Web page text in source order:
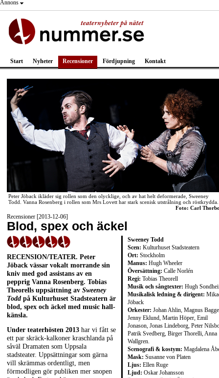
Annons
Start Nyheter Recensioner Fördjupning Kontakt
Peter Jöback ikläder sig rollen som den olycklige, och av hat helt deformerade, Sweeney
Todd. Vanna Rosenberg i rollen som Mrs Lovett har stark scenisk utstrålning och röstkrydda.
Foto: Carl
Recensioner [2013-12-06]
Blod, spex och äckel
Sweeney Todd
Scen: Kulturhuset Stadsteatern
Ort: Stockholm
Manus: Hugh Wheeler
Översättning: Calle Norlén
Regi: Tobias Theorell
Musik och sångtexter: Hugh
Musikalisk ledning & dirigent:
Jöback
Orkester: Johan Ahlin, Magnus
Jenny Eklund, Martin Höper, Emil
Jonason, Jonas Lindeborg, Peter
Patrik Svedberg, Birger Thorelli, Anna
Wallgren.
Scenografi & kostym: Magdalena
Mask: Susanne von Platen
Ljus: Ellen Ruge
Ljud: Oskar Johansson
RECENSION/TEATER. Peter
Jöback vässar vokalt morrande sin
kniv med god assistans av en
pepprig Vanna Rosenberg. Tobias
Theorells uppsättning av Sweeney
Todd på Kulturhuset Stadsteatern är
blod, spex och äckel med music hall-
känsla.
Under teaterhösten 2013 har vi fått se
ett par skräck-kalkoner kraschlanda på
såväl Dramaten som Uppsala
stadsteater. Uppsättningar som gärna
vill skrämmas ordentligt, men
förmodligen gör publiken mer snopen